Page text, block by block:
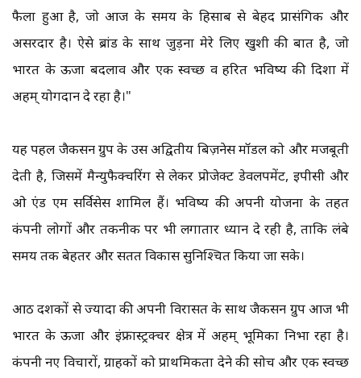
फैला हुआ है, जो आज के समय के हिसाब से बेहद प्रासंगिक और
असरदार है। ऐसे ब्रांड के साथ जुड़ना मेरे लिए खुशी की बात है, जो
भारत के ऊर्जा बदलाव और एक स्वच्छ व हरित भविष्य की दिशा में
अहम् योगदान दे रहा है।"
यह पहल जैकसन ग्रुप के उस अद्वितीय बिज़नेस मॉडल को और मजबूती
देती है, जिसमें मैन्युफैक्चरिंग से लेकर प्रोजेक्ट डेवलपमेंट, ईपीसी और
ओ एंड एम सर्विसेस शामिल हैं। भविष्य की अपनी योजना के तहत
कंपनी लोगों और तकनीक पर भी लगातार ध्यान दे रही है, ताकि लंबे
समय तक बेहतर और सतत विकास सुनिश्चित किया जा सके।
आठ दशकों से ज्यादा की अपनी विरासत के साथ जैकसन ग्रुप आज भी
भारत के ऊर्जा और इंफ्रास्ट्रक्चर क्षेत्र में अहम् भूमिका निभा रहा है।
कंपनी नए विचारों, ग्राहकों को प्राथमिकता देने की सोच और एक स्वच्छ